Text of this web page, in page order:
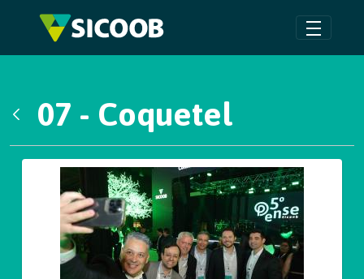
Pular para o Conteúdo principal
07 - Coquetel
Galeria de Mídias